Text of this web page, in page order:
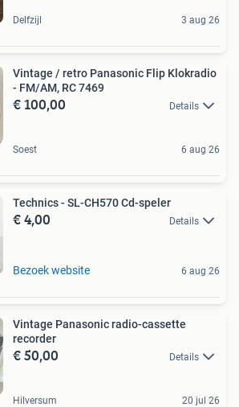
Delfzijl 3 aug 26
Vintage / retro Panasonic Flip Klokradio
- FM/AM, RC 7469
€ 100,00 Details
Soest 6 aug 26
Technics - SL-CH570 Cd-speler
€ 4,00 Details
Bezoek website 6 aug 26
Vintage Panasonic radio-cassette
recorder
€ 50,00 Details
Hilversum 20 jul 26